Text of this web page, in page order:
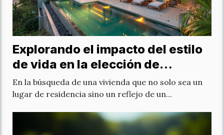
Explorando el impacto del estilo
de vida en la elección de
propiedades de lujo
En la búsqueda de una vivienda que no solo sea un
lugar de residencia sino un reflejo de un...